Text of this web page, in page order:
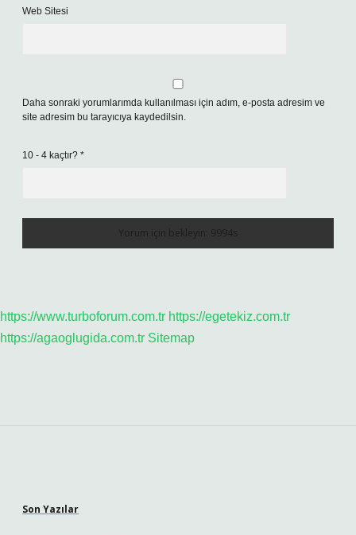
Web Sitesi
Daha sonraki yorumlarımda kullanılması için adım, e-posta adresim ve
site adresim bu tarayıcıya kaydedilsin.
10 - 4 kaçtır? *
https://www.turboforum.com.tr https://egetekiz.com.tr
https://agaoglugida.com.tr Sitemap
Son Yazılar